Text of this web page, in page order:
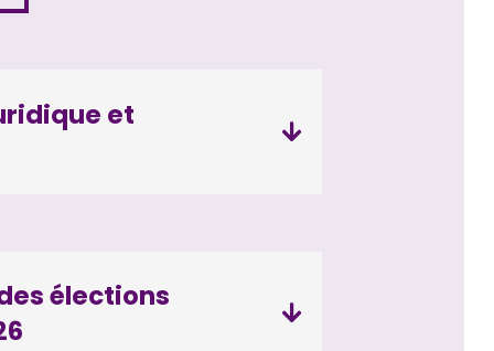
et
élections